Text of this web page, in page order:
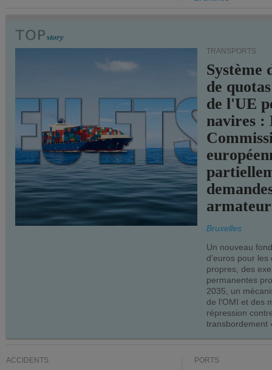
TRANSPORTS
Système
de
de l'UE
navires :
Bruxelles
Un nouveau
d'euros pour les
propres, des
permanentes
2035, un
de l'OMI et des
répression
transbordement
ACCIDENTS PORTS